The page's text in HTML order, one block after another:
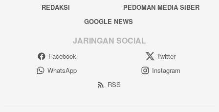
REDAKSI
PEDOMAN MEDIA SIBER
GOOGLE NEWS
JARINGAN SOCIAL
Facebook
Twitter
WhatsApp
Instagram
RSS